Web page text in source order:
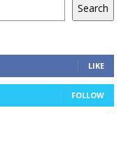
Search
LIKE
FOLLOW